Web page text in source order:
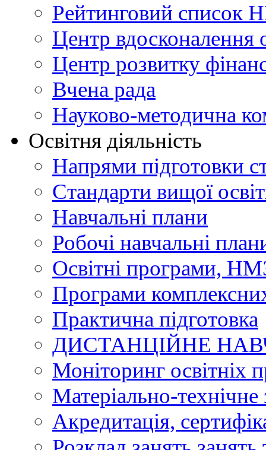
Рейтинговий список
Центр вдосконалення
Центр розвитку
Вчена рада
Науково-методична
Освітня діяльність
Напрями підготовки
Стандарти вищої
Навчальні плани
Робочі навчальні
Освітні програми,
Програми
Практична підготовка
ДИСТАНЦІЙНЕ
Моніторинг освітніх
Матеріально-технічне
Акредитація,